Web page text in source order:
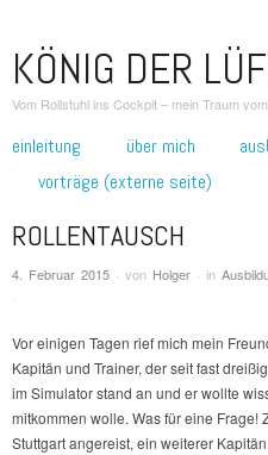
KÖNIG DER
Vom Rollstuhl ins Cockpit – mein Traum vom
Hauptmenü
zum inhalt springen
einleitung über mich
vorträge (externe seite)
ROLLENTAUSCH
4. Februar 2015 · von Holger · in
·
Vor einigen Tagen rief mich mein
Kapitän und Trainer, der seit fast
im Simulator stand an und er wollte
mitkommen wolle. Was für eine Frage!
Stuttgart angereist, ein weiterer